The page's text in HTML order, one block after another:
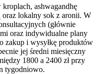
ashwagandhę
oraz lokalny sok z aronii. W
(głównie
oraz indywidualne plany
zakup i wysyłkę produktów
jej średni miesięczny
1800 a 2400 zł przy
tygodniowo.